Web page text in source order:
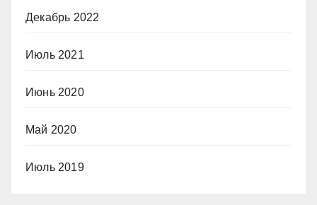
Декабрь 2022
Июль 2021
Июнь 2020
Май 2020
Июль 2019